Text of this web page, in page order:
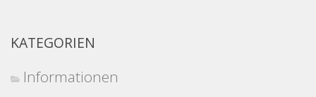
KATEGORIEN
Informationen